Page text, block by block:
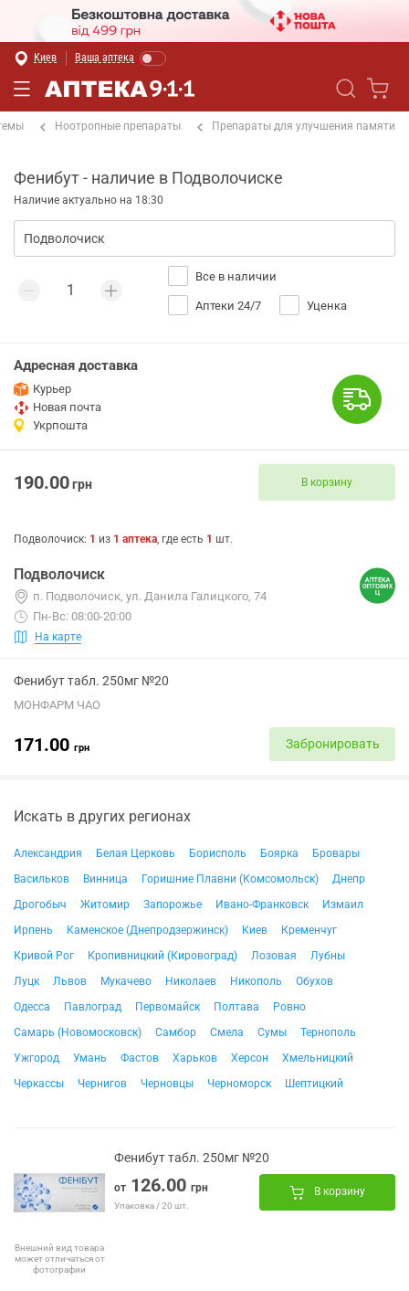
Киев Ваша аптека
Ноотропные препараты Препараты для улучшения памяти
Фенибут - наличие в Подволочиске
Наличие актуально на 18:30
Все в наличии
Аптеки 24/7 Уценка
Адресная доставка
Курьер
Новая почта
Укрпошта
190.00грн В корзину
Подволочиск: 1 из 1 аптека, где есть 1 шт.
Подволочиск
п. Подволочиск, ул. Данила Галицкого, 74
Пн-Вс: 08:00-20:00
На карте
Фенибут табл. 250мг №20
МОНФАРМ ЧАО
171.00 грн Забронировать
Искать в других регионах
Александрия Белая Церковь Борисполь Боярка
Бровары
Васильков
Винница Горишние Плавни (Комсомольск)
Днепр
Дрогобыч
Житомир Запорожье Ивано-Франковск
Измаил
Ирпень
Каменское (Днепродзержинск) Киев
Кременчуг
Кривой Рог
Кропивницкий (Кировоград) Лозовая
Лубны
Луцк
Львов Мукачево Николаев Никополь
Обухов
Одесса
Павлоград Первомайск Полтава
Ровно
Самарь (Новомосковск)
Самбор Смела Сумы
Тернополь
Ужгород
Умань Фастов Харьков Херсон
Хмельницкий
Черкассы
Чернигов Черновцы Черноморск Шептицкий
Внешний вид товара
может отличаться от
фотографии
Фенибут табл. 250мг №20
от 126.00 грн
Упаковка / 20 шт.
В корзину